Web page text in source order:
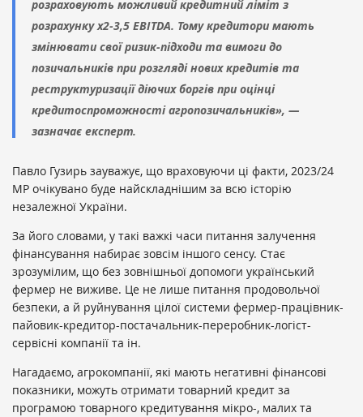
розраховують можливий кредитний ліміт з
розрахунку х2-3,5 EBITDA. Тому кредитори мають
змінювати свої ризик-підходи та вимоги до
позичальників при розгляді нових кредитів та
реструктуризації діючих боргів при оцінці
кредитоспроможності агропозичальників», —
зазначає експерт.
Павло Гузирь зауважує, що враховуючи ці факти, 2023/24
МР очікувано буде найскладнішим за всю історію
незалежної України.
За його словами, у такі важкі часи питання залучення
фінансування набирає зовсім іншого сенсу. Стає
зрозумілим, що без зовнішньої допомоги український
фермер не виживе. Це не лише питання продовольчої
безпеки, а й руйнування цілої системи фермер-працівник-
пайовик-кредитор-постачальник-переробник-логіст-
сервісні компанії та ін.
Нагадаємо, агрокомпанії, які мають негативні фінансові
показники, можуть отримати товарний кредит за
програмою товарного кредитування мікро-, малих та